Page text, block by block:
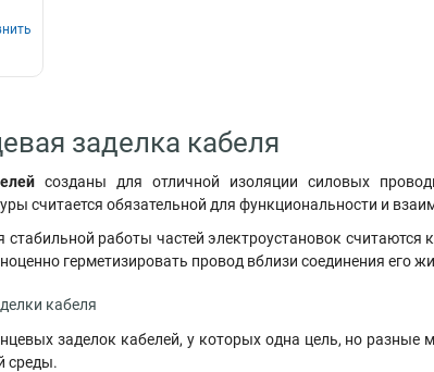
заделка кабеля
созданы для отличной изоляции силовых
считается обязательной для функциональности и
работы частей электроустановок
герметизировать провод вблизи соединения его
кабеля
заделок кабелей, у которых одна цель, но разные
среды.